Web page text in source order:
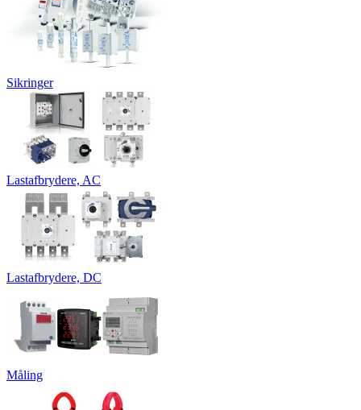
Sikringer
Lastafbrydere, AC
Lastafbrydere, DC
Måling